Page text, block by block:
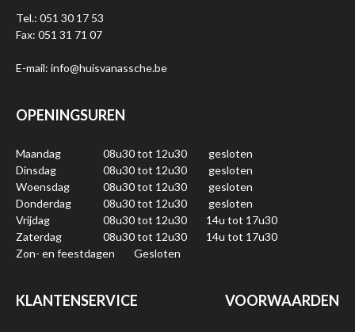
Tel.: 051 30 17 53
Fax: 051 31 71 07
E-mail: info@huisvanassche.be
OPENINGSUREN
Maandag 08u30 tot 12u30
gesloten
Dinsdag
08u30 tot 12u30
gesloten
Woensdag
08u30 tot 12u30
gesloten
Donderdag
08u30 tot 12u30
gesloten
Vrijdag
08u30 tot 12u30
14u tot 17u30
Zaterdag
08u30 tot 12u30
14u tot 17u30
Zon- en feestdagen
Gesloten
KLANTENSERVICE VOORWAARDEN